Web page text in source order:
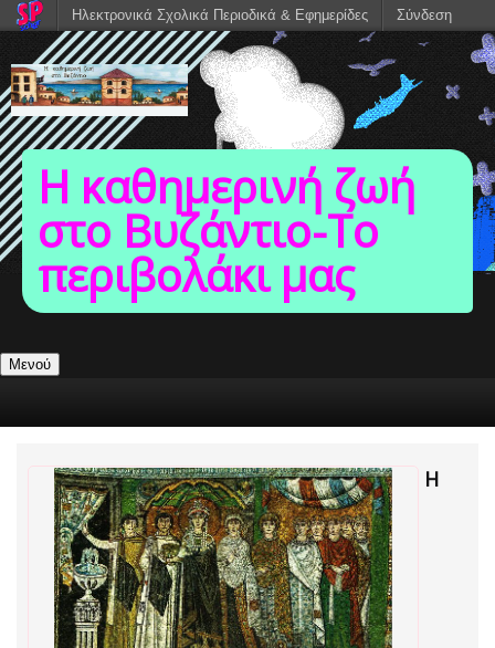
Η καθημερινή ζωή
στο Βυζάντιο-To
περιβολάκι μας
Μενού
Η
Ηλεκτρονικά Σχολικά Περιοδικά & Εφημερίδες Σύνδεση